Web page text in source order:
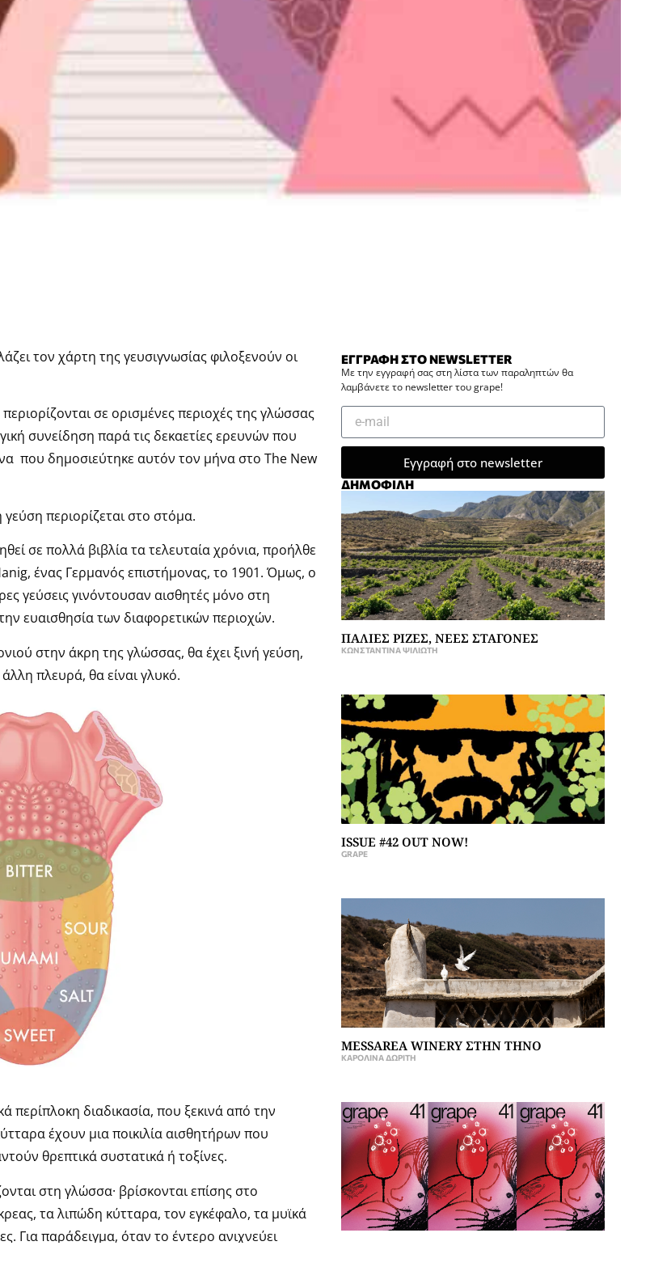
τον χάρτη της γευσιγνωσίας φιλοξενούν οι
σε ορισμένες περιοχές της γλώσσας
συνείδηση παρά τις δεκαετίες ερευνών που
που δημοσιεύτηκε αυτόν τον μήνα στο The New
περιορίζεται στο στόμα.
σε πολλά βιβλία τα τελευταία χρόνια, προήλθε
ένας Γερμανός επιστήμονας, το 1901. Όμως, ο
γεύσεις γινόντουσαν αισθητές μόνο στη
ευαισθησία των διαφορετικών περιοχών.
στην άκρη της γλώσσας, θα έχει ξινή γεύση,
πλευρά, θα είναι γλυκό.
περίπλοκη διαδικασία, που ξεκινά από την
έχουν μια ποικιλία αισθητήρων που
θρεπτικά συστατικά ή τοξίνες.
στη γλώσσα· βρίσκονται επίσης στο
τα λιπώδη κύτταρα, τον εγκέφαλο, τα μυϊκά
Για παράδειγμα, όταν το έντερο ανιχνεύει
ΕΓΓΡΑΦΗ ΣΤΟ NEWSLETTER
Με την εγγραφή σας στη λίστα των παραληπτών θα
λαμβάνετε το newsletter του grape!
Εγγραφή στο newsletter
ΔΗΜΟΦΙΛΗ
ΠΑΛΙΕΣ ΡΙΖΕΣ, ΝΕΕΣ ΣΤΑΓΟΝΕΣ
ΚΩΝΣΤΑΝΤΊΝΑ ΨΙΛΙΏΤΗ
ISSUE #42 OUT NOW!
GRAPE
MESSAREA WINERY ΣΤΗΝ ΤΗΝΟ
ΚΑΡΟΛΊΝΑ ΔΩΡΊΤΗ